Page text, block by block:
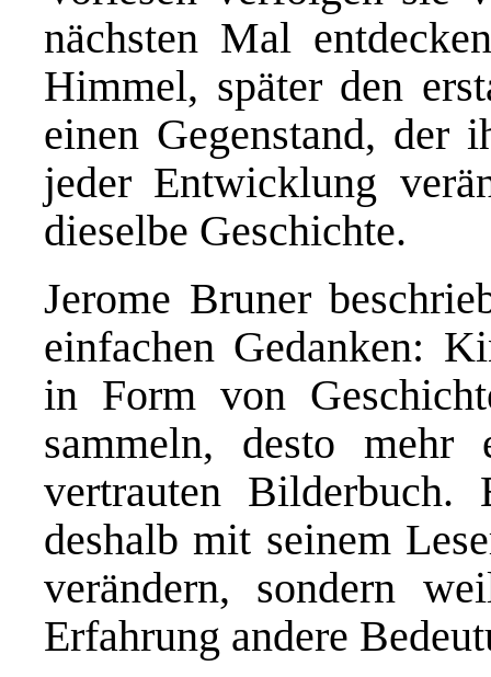
nächsten Mal
Himmel, später den
einen Gegenstand, der
jeder Entwicklung
dieselbe Geschichte.
Jerome Bruner
einfachen Gedanken:
in Form von
sammeln, desto
vertrauten Bilderbuch.
deshalb mit seinem
verändern, sondern
Erfahrung andere